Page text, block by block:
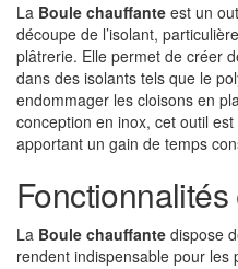
La Boule chauffante est un
découpe de l’isolant,
plâtrerie. Elle permet de créer
dans des isolants tels que le
endommager les cloisons en
conception en inox, cet outil
apportant un gain de temps
La Boule chauffante dispose
rendent indispensable pour